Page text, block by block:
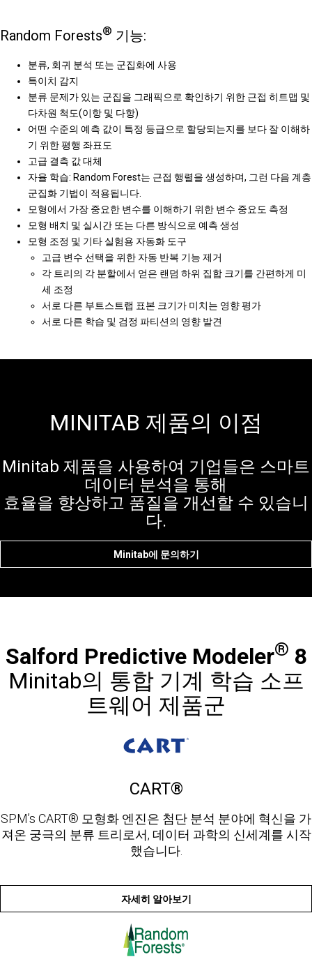
Random Forests® 기능:
분류, 회귀 분석 또는 군집화에 사용
특이치 감지
분류 문제가 있는 군집을 그래픽으로 확인하기 위한 근접 히트맵 및
다차원 척도(이항 및 다항)
어떤 수준의 예측 값이 특정 등급으로 할당되는지를 보다 잘 이해하
기 위한 평행 좌표도
고급 결측 값 대체
자율 학습: Random Forest는 근접 행렬을 생성하며, 그런 다음 계층
군집화 기법이 적용됩니다.
모형에서 가장 중요한 변수를 이해하기 위한 변수 중요도 측정
모형 배치 및 실시간 또는 다른 방식으로 예측 생성
모형 조정 및 기타 실험용 자동화 도구
고급 변수 선택을 위한 자동 반복 기능 제거
각 트리의 각 분할에서 얻은 랜덤 하위 집합 크기를 간편하게 미
세 조정
서로 다른 부트스트랩 표본 크기가 미치는 영향 평가
서로 다른 학습 및 검정 파티션의 영향 발견
MINITAB 제품의 이점
Minitab 제품을 사용하여 기업들은 스마트
데이터 분석을 통해
효율을 향상하고 품질을 개선할 수 있습니
다.
Minitab에 문의하기
Salford Predictive Modeler® 8
Minitab의 통합 기계 학습 소프
트웨어 제품군
CART®
SPM’s CART® 모형화 엔진은 첨단 분석 분야에 혁신을 가
져온 궁극의 분류 트리로서, 데이터 과학의 신세계를 시작
했습니다.
자세히 알아보기